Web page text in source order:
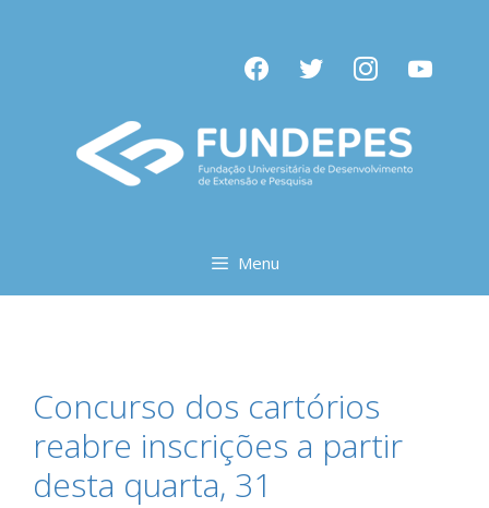
facebooktwitter instagramyoutube
Menu
Concurso dos cartórios
reabre inscrições a partir
desta quarta, 31